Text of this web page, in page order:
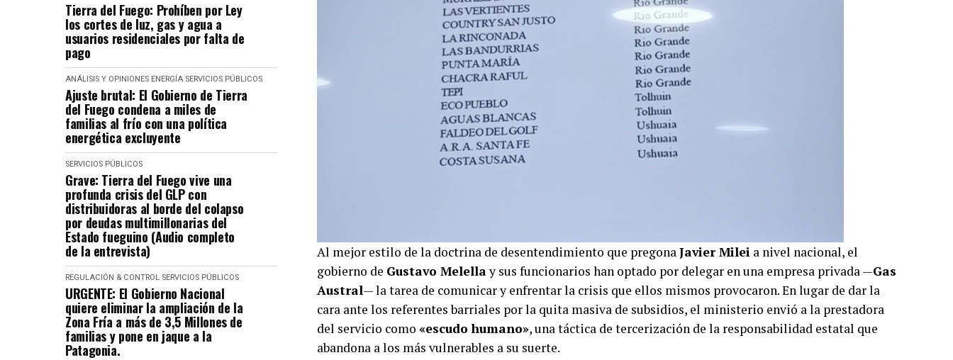
Tierra del Fuego: Prohíben por Ley
los cortes de luz, gas y agua a
usuarios residenciales por falta de
pago
ANÁLISIS Y OPINIONES ENERGÍA SERVICIOS PÚBLICOS
Ajuste brutal: El Gobierno de Tierra
del Fuego condena a miles de
familias al frío con una política
energética excluyente
SERVICIOS PÚBLICOS
Grave: Tierra del Fuego vive una
profunda crisis del GLP con
distribuidoras al borde del colapso
por deudas multimillonarias del
Estado fueguino (Audio completo
de la entrevista)
REGULACIÓN & CONTROL SERVICIOS PÚBLICOS
URGENTE: El Gobierno Nacional
quiere eliminar la ampliación de la
Zona Fría a más de 3,5 Millones de
familias y pone en jaque a la
Patagonia.
Al mejor estilo de la doctrina de desentendimiento que pregonaJavier Milei a nivel nacional, el
gobierno de Gustavo Melellay sus funcionarios han optado por delegar en una empresa privada —Gas
Austral— la tarea de comunicar y enfrentar la crisis que ellos mismos provocaron. En lugar de dar la
cara ante los referentes barriales por la quita masiva de subsidios, el ministerio envió a la prestadora
del servicio como «escudo humano», una táctica de tercerización de la responsabilidad estatal que
abandona a los más vulnerables a su suerte.